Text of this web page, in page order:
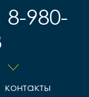
8-980-
контакты